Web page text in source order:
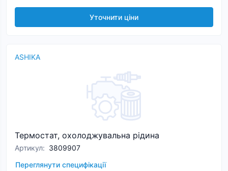
Уточнити ціни
ASHIKA
Термостат, охолоджувальна рідина
Артикул: 3809907
Переглянути специфікації